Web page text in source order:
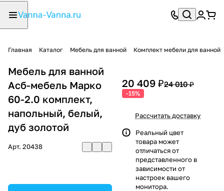
Главная Каталог Мебель для ванной Комплект мебели для ванной
Мебель для ванной
Асб-мебель Марко
60-2.0 комплект,
напольный, белый,
дуб золотой
Арт. 20438
20 409 ₽24 010 ₽
-15%
Рассчитать доставку
Реальный цвет
товара может
отличаться от
представленного в
зависимости от
настроек вашего
монитора.